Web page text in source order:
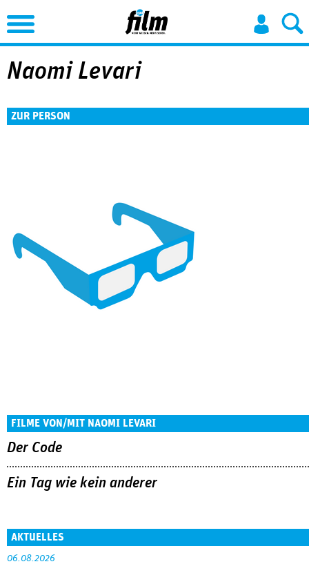
Jump to Navigation
Naomi Levari
ZUR PERSON
FILME VON/MIT NAOMI LEVARI
Der Code
Ein Tag wie kein anderer
AKTUELLES
06.08.2026